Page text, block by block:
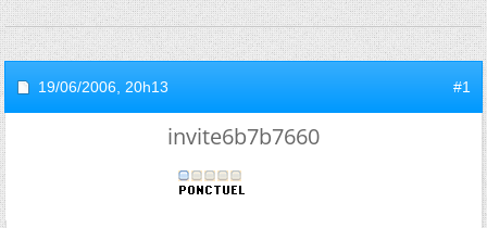
19/06/2006, 20h13 #1
invite6b7b7660